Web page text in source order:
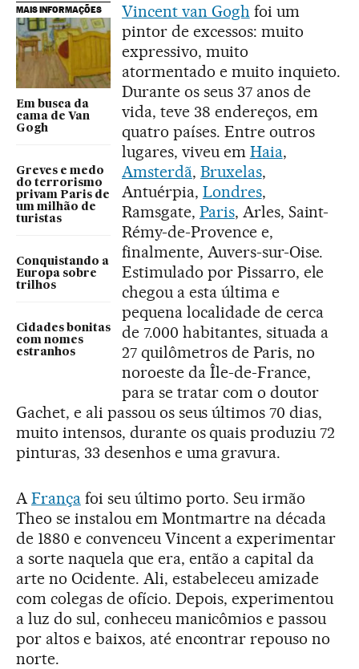
MAIS INFORMAÇÕES
Em busca da
cama de Van
Gogh
Greves e medo
do terrorismo
privam Paris de
um milhão de
turistas
Conquistando a
Europa sobre
trilhos
Cidades bonitas
com nomes
estranhos
Vincent van Gogh foi um
pintor de excessos: muito
expressivo, muito
atormentado e muito inquieto.
Durante os seus 37 anos de
vida, teve 38 endereços, em
quatro países. Entre outros
lugares, viveu em Haia,
Amsterdã, Bruxelas,
Antuérpia, Londres,
Ramsgate, Paris, Arles, Saint-
Rémy-de-Provence e,
finalmente, Auvers-sur-Oise.
Estimulado por Pissarro, ele
chegou a esta última e
pequena localidade de cerca
de 7.000 habitantes, situada a
27 quilômetros de Paris, no
noroeste da Île-de-France,
para se tratar com o doutor
Gachet, e ali passou os seus últimos 70 dias,
muito intensos, durante os quais produziu 72
pinturas, 33 desenhos e uma gravura.
A Françafoi seu último porto. Seu irmão
Theo se instalou em Montmartre na década
de 1880 e convenceu Vincent a experimentar
a sorte naquela que era, então a capital da
arte no Ocidente. Ali, estabeleceu amizade
com colegas de ofício. Depois, experimentou
a luz do sul, conheceu manicômios e passou
por altos e baixos, até encontrar repouso no
norte.